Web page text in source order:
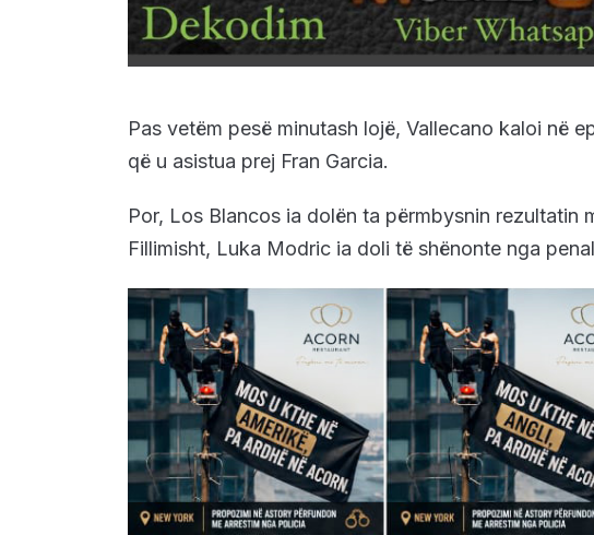
Pas vetëm pesë minutash lojë, Vallecano kaloi në
që u asistua prej Fran Garcia.
Por, Los Blancos ia dolën ta përmbysnin rezultatin
Fillimisht, Luka Modric ia doli të shënonte nga